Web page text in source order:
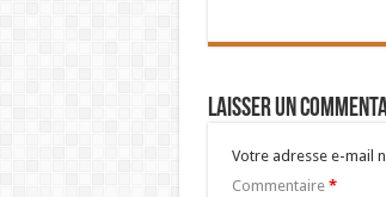
Laisser un
Votre adresse e-mail
Commentaire *